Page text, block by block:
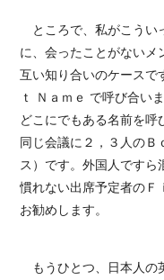
ところで、私がこうい
に、会ったことがないメ
互い知り合いのケースで
ｔ Ｎａｍｅ で呼び合い
どこにでもある名前を
同じ会議に２，３人のＢ
ス）です。外国人です
慣れない出席予定者のＦ
お勧めします。
もうひとつ、日本人の